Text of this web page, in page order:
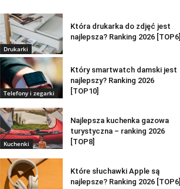
Drukarki
Która drukarka do zdjęć jest
najlepsza? Ranking 2026 [TOP6]
Telefony i zegarki
Który smartwatch damski jest
najlepszy? Ranking 2026
[TOP10]
Kuchenki
Najlepsza kuchenka gazowa
turystyczna – ranking 2026
[TOP8]
Które słuchawki Apple są
najlepsze? Ranking 2026 [TOP6]